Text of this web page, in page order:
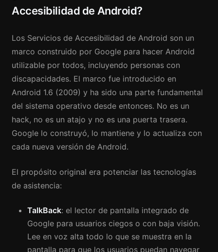
Accesibilidad de Android?
Los Servicios de Accesibilidad de Android son un
marco construido por Google para hacer Android
utilizable por todos, incluyendo personas con
discapacidades. El marco fue introducido en
Android 1.6 (2009) y ha sido una parte fundamental
del sistema operativo desde entonces. No es un
hack, no es un atajo y no es una puerta trasera.
Google lo construyó, lo mantiene y lo actualiza con
cada nueva versión de Android.
El propósito original era potenciar las tecnologías
de asistencia:
TalkBack: el lector de pantalla integrado de
Google para usuarios ciegos o con baja visión.
Lee en voz alta todo lo que se muestra en la
pantalla para que los usuarios puedan navegar